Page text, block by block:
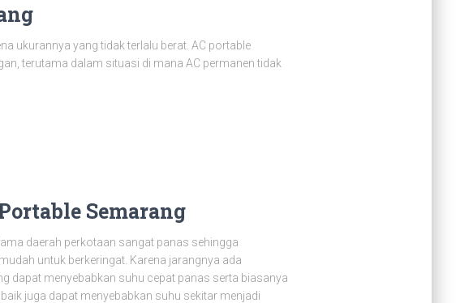
ukurannya yang tidak terlalu berat. AC portable
terutama dalam situasi di mana AC permanen tidak
Semarang
daerah perkotaan sangat panas sehingga
untuk berkeringat. Karena jarangnya ada
dapat menyebabkan suhu cepat panas serta biasanya
juga dapat menyebabkan suhu sekitar menjadi